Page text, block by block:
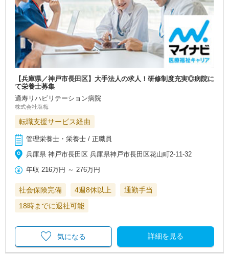
【兵庫県／神戸市長田区】大手法人の求人！研修制度充実◎病院に
て栄養士募集
適寿リハビリテーション病院
株式会社塩梅
転職支援サービス経由
管理栄養士・栄養士 / 正職員
兵庫県 神戸市長田区 兵庫県神戸市長田区花山町2-11-32
年収 216万円 ～276万円
社会保険完備 4週8休以上
通勤手当
18時までに退社可能
詳細を見る
気になる